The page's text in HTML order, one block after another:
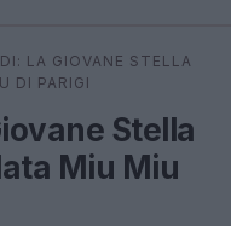
⌕ ×
LA GIOVANE STELLA
DI PARIGI
Stella
Miu Miu